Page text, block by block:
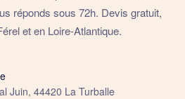
réponds sous 72h. Devis gratuit,
et en Loire-Atlantique.
Juin, 44420 La Turballe